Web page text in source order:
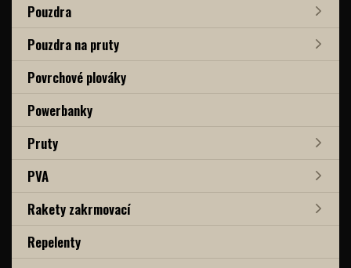
Pouzdra
Pouzdra na pruty
Povrchové plováky
Powerbanky
Pruty
PVA
Rakety zakrmovací
Repelenty